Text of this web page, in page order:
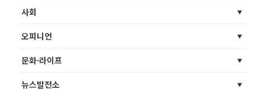
사회
오피니언
문화·라이프
뉴스발전소